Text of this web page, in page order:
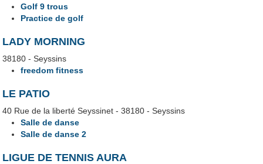
Golf 9 trous
Practice de golf
LADY MORNING
38180 - Seyssins
freedom fitness
LE PATIO
40 Rue de la liberté Seyssinet - 38180 - Seyssins
Salle de danse
Salle de danse 2
LIGUE DE TENNIS AURA